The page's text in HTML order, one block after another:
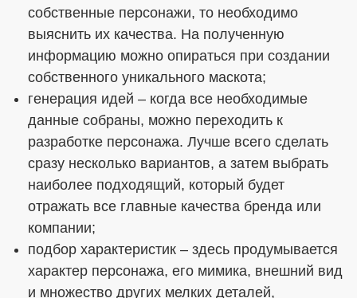
собственные персонажи, то необходимо
выяснить их качества. На полученную
информацию можно опираться при создании
собственного уникального маскота;
генерация идей – когда все необходимые
данные собраны, можно переходить к
разработке персонажа. Лучше всего сделать
сразу несколько вариантов, а затем выбрать
наиболее подходящий, который будет
отражать все главные качества бренда или
компании;
подбор характеристик – здесь продумывается
характер персонажа, его мимика, внешний вид
и множество других мелких деталей,